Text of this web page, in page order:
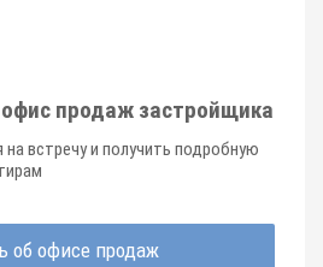
продаж застройщика
встречу и получить подробную
об офисе продаж